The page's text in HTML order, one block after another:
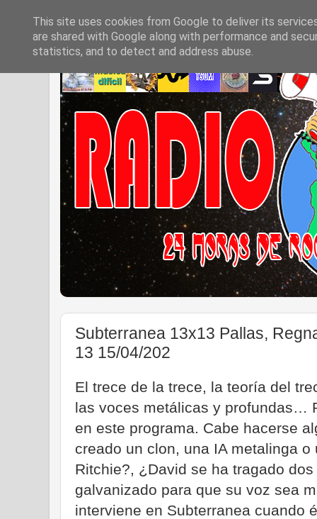
Subterranea 13x13 Pallas,
13 15/04/202
El trece de la trece, la teoría del
las voces metálicas y profundas…
en este programa. Cabe hacerse
creado un clon, una IA metalinga
Ritchie?, ¿David se ha tragado
galvanizado para que su voz sea
interviene en Subterranea cuando
This site uses cookies from Google to deliver its
are shared with Google along with performance and
statistics, and to detect and address abuse.